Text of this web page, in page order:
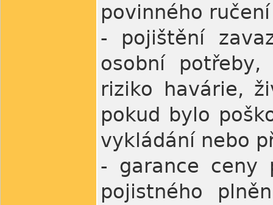
povinného
- pojištění
osobní
riziko havárie,
pokud bylo
vykládání nebo
- garance ceny
pojistného